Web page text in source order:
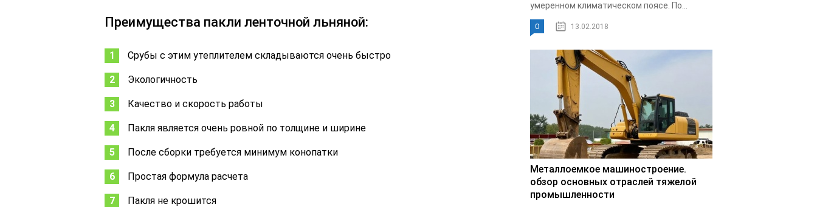
Преимущества пакли ленточной льняной:
Срубы с этим утеплителем складываются очень быстро
Экологичность
Качество и скорость работы
Пакля является очень ровной по толщине и ширине
После сборки требуется минимум конопатки
Простая формула расчета
Пакля не крошится
умеренном климатическом поясе. По...
0 13.02.2018
Металлоемкое машиностроение.
обзор основных отраслей тяжелой
промышленности